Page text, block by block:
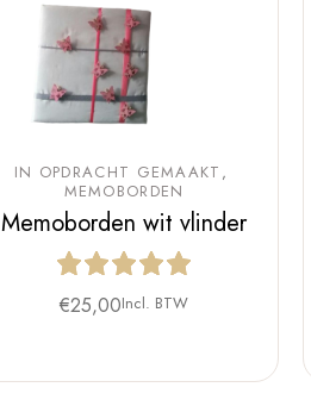
IN OPDRACHT GEMAAKT
MEMOBORDEN
Memoborden wit vlinder
€25,00Incl. BTW